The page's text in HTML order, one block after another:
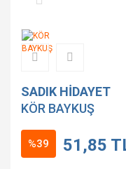
SADIK HİDAYET
KÖR BAYKUŞ
%39 51,85